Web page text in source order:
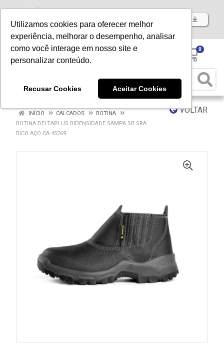
Utilizamos cookies para oferecer melhor
experiência, melhorar o desempenho, analisar
como você interage em nosso site e
personalizar conteúdo.
Recusar Cookies Aceitar Cookies
Baixe já nosso APP
0
VOLTAR
INÍCIO CALCADOS
BOTINA
BOTINA DELTAPLUS BIDENSIDADE SAMPA SB SRA
BICO AÇO CA 45269